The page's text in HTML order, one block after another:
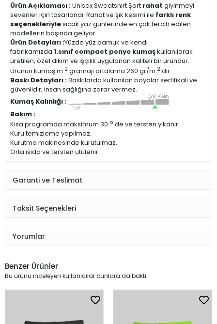
Ürün Açıklaması :Unisex Sweatshirt Şort rahat giyinmeyi
sevenler için tasarlandı. Rahat ve şık kesimi ile farklı renk
seçenekleriylesıcak yaz günlerinde en çok tercih edilen
modellerin başında geliyor.
Ürün Detayları :Yüzde yüz pamuk ve kendi
fabrikamızda 1.sınıf compact penye kumaşkullanılarak
üretilen, özel dikim ve işçilik uygulanan kaliteli bir üründür.
Ürünün kumaş m 2 gramajı ortalama 260 gr/m 2 dir.
Baskı Detayları :Baskılarda kullanılan boyalar sertifikalı ve
güvenlidir; insan sağlığına zarar vermez.
Kumaş Kalınlığı :
Bakım :
Kısa programda maksimum 30 o de ve tersten yıkanır.
Kuru temizleme yapılmaz.
Kurutma makinesinde kurutulmaz.
Orta ısıda ve tersten ütülenir.
Garanti ve Teslimat
Taksit Seçenekleri
Yorumlar
Benzer Ürünler
Bu ürünü inceleyen kullanıcılar bunlara da baktı